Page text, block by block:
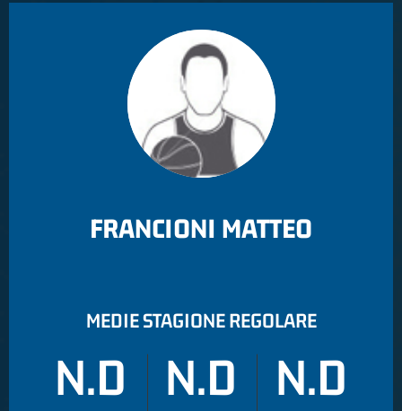
FRANCIONI MATTEO
MEDIE STAGIONE REGOLARE
N.D N.D N.D